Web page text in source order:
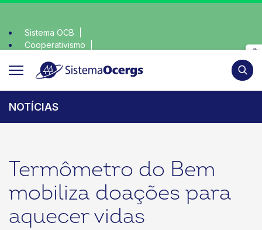
Sistema OCB
Cooperativismo
NOTÍCIAS
Termômetro do Bem
mobiliza doações para
aquecer vidas